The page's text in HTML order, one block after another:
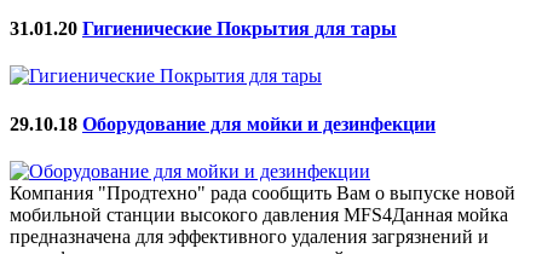
31.01.20 Гигиенические Покрытия для тары
29.10.18 Оборудование для мойки и дезинфекции
Компания "Продтехно" рада сообщить Вам о выпуске новой
мобильной станции высокого давления MFS4Данная мойка
предназначена для эффективного удаления загрязнений и